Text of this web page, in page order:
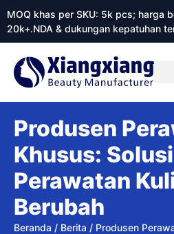
MOQ khas per SKU: 5k pcs; harga
20k+.NDA & dukungan kepatuhan
Produsen
Khusus: Solusi
Perawatan
Berubah
Beranda / Berita / Produsen